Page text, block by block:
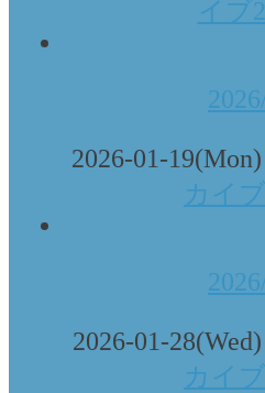
イブ
2026-01-19(Mon)
カイ
2026-01-28(Wed)
カイ